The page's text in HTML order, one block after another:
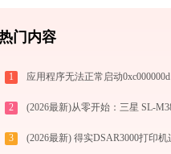
门内容
1 应用程序无法正常启动0xc000000d
2
3